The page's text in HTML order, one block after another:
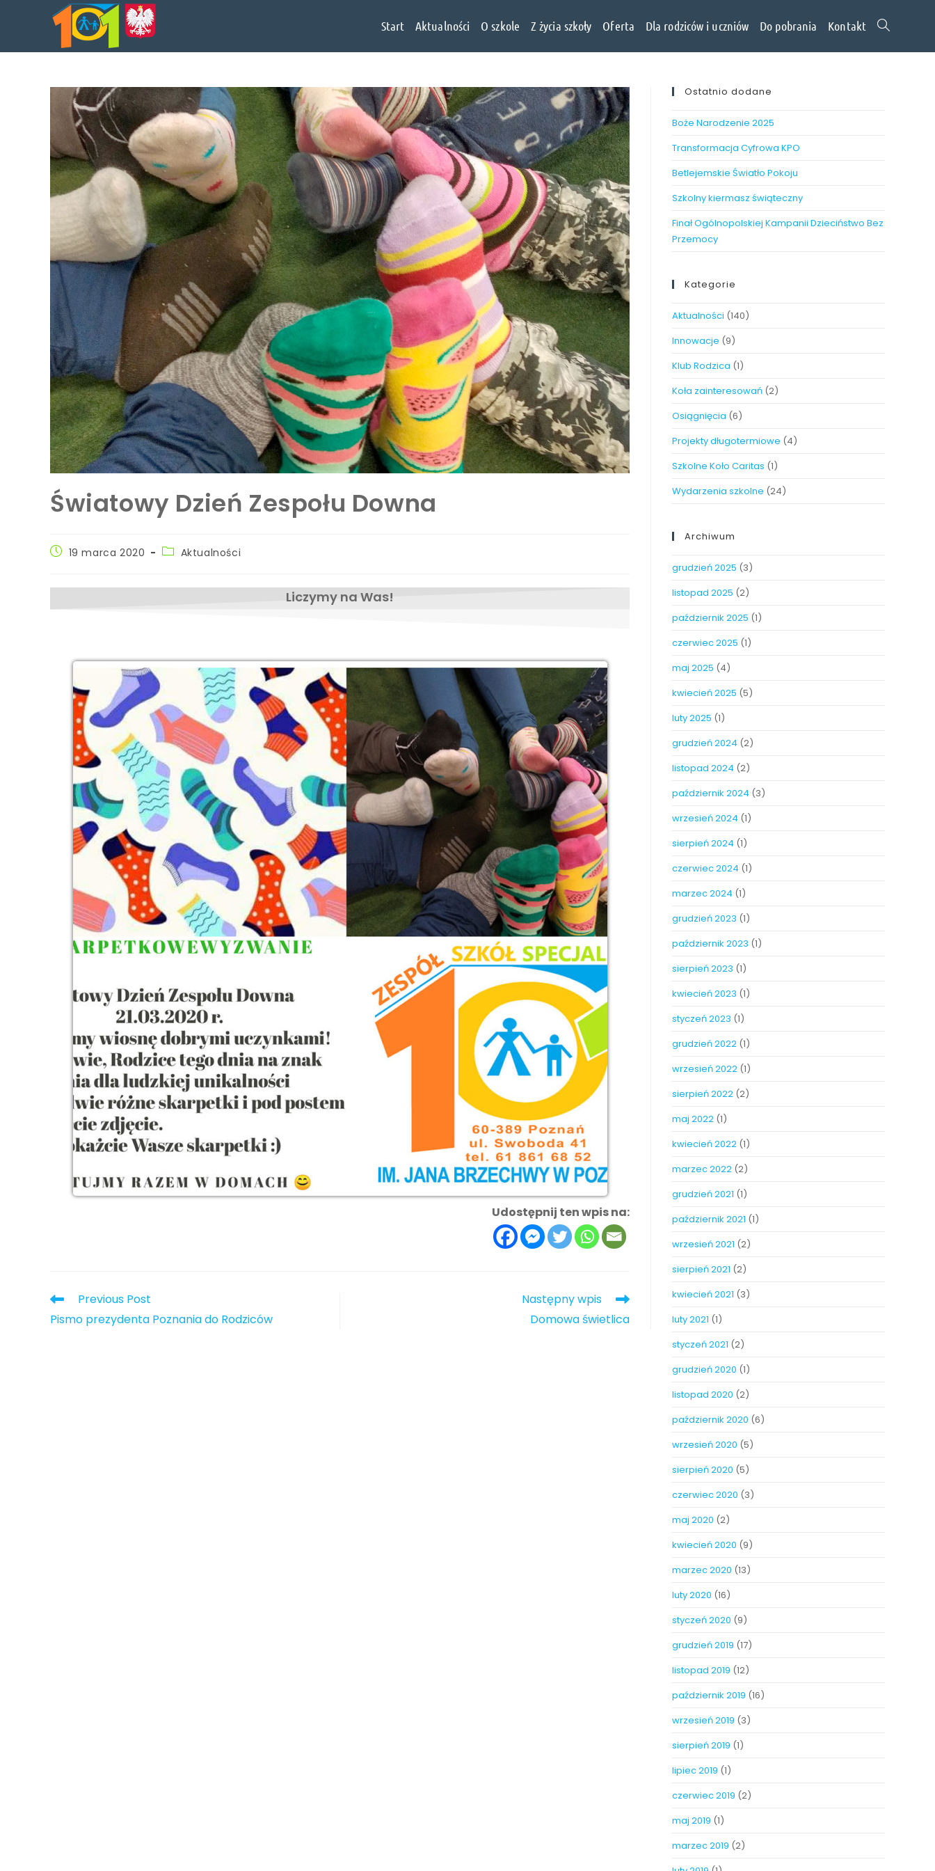
Start Aktualności O szkole Z życia szkoły Oferta Dla rodziców i uczniów Do pobrania Kontakt
Światowy Dzień Zespołu Downa
19 marca 2020 Aktualności
Liczymy na Was!
Udostępnij ten wpis na:
Previous Post
Pismo prezydenta Poznania do Rodziców
Następny wpis
Domowa świetlica
Ostatnio dodane
Boże Narodzenie 2025
Transformacja Cyfrowa KPO
Betlejemskie Światło Pokoju
Szkolny kiermasz świąteczny
Finał Ogólnopolskiej Kampanii Dzieciństwo Bez
Przemocy
Kategorie
Aktualności (140)
Innowacje (9)
Klub Rodzica (1)
Koła zainteresowań (2)
Osiągnięcia (6)
Projekty długotermiowe (4)
Szkolne Koło Caritas (1)
Wydarzenia szkolne (24)
Archiwum
grudzień 2025 (3)
listopad 2025 (2)
październik 2025 (1)
czerwiec 2025 (1)
maj 2025 (4)
kwiecień 2025 (5)
luty 2025 (1)
grudzień 2024 (2)
listopad 2024 (2)
październik 2024 (3)
wrzesień 2024 (1)
sierpień 2024 (1)
czerwiec 2024 (1)
marzec 2024 (1)
grudzień 2023 (1)
październik 2023 (1)
sierpień 2023 (1)
kwiecień 2023 (1)
styczeń 2023 (1)
grudzień 2022 (1)
wrzesień 2022 (1)
sierpień 2022 (2)
maj 2022 (1)
kwiecień 2022 (1)
marzec 2022 (2)
grudzień 2021 (1)
październik 2021 (1)
wrzesień 2021 (2)
sierpień 2021 (2)
kwiecień 2021 (3)
luty 2021 (1)
styczeń 2021 (2)
grudzień 2020 (1)
listopad 2020 (2)
październik 2020 (6)
wrzesień 2020 (5)
sierpień 2020 (5)
czerwiec 2020 (3)
maj 2020 (2)
kwiecień 2020 (9)
marzec 2020 (13)
luty 2020 (16)
styczeń 2020 (9)
grudzień 2019 (17)
listopad 2019 (12)
październik 2019 (16)
wrzesień 2019 (3)
sierpień 2019 (1)
lipiec 2019 (1)
czerwiec 2019 (2)
maj 2019 (1)
marzec 2019 (2)